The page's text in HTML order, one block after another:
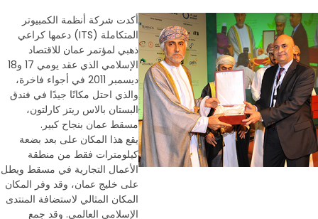
أكدت شركة أنظمة الكمبيوتر
المتكاملة (ITS) دعمها كراعي
ذهبي لمؤتمر عمان للاقتصاد
الإسلامي الذي عقد يومي 17 و18
ديسمبر 2011 في أجواء فاخرة،
والذي احتل مكانًا جيدًا في فندق
البستان بالاس ريتز كارلتون،
مسقط عمان بنجاح كبير.
يقع هذا المكان على بعد بضعة
كيلومترات فقط من منطقة
الأعمال التجارية في مسقط ويطل
على خليج عمان، وقد وفر المكان
المكان المثالي لاستضافة المنتدى
الإسلامي العالمي. وقد جمع